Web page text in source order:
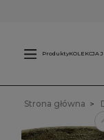
ProduktyKOLEKCJA
Strona główna